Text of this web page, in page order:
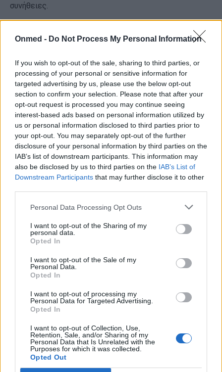
Onmed - Do Not Process My Personal Information
If you wish to opt-out of the sale, sharing to third parties, or
processing of your personal or sensitive information for
targeted advertising by us, please use the below opt-out
section to confirm your selection. Please note that after your
opt-out request is processed you may continue seeing
interest-based ads based on personal information utilized by
us or personal information disclosed to third parties prior to
your opt-out. You may separately opt-out of the further
disclosure of your personal information by third parties on the
IAB’s list of downstream participants. This information may
also be disclosed by us to third parties on the IAB’s List of
Downstream Participants that may further disclose it to other
Personal Data Processing Opt Outs
I want to opt-out of the Sharing of my
personal data.
Opted In
I want to opt-out of the Sale of my
Personal Data.
Opted In
I want to opt-out of processing my
Personal Data for Targeted Advertising.
Opted In
I want to opt-out of Collection, Use,
Retention, Sale, and/or Sharing of my
Personal Data that Is Unrelated with the
Purposes for which it was collected.
Opted Out
συνήθειες.
4 εντελώς φυσικοί τρόποι να
μακρύνουν τα μαλλιά σου πιο γρήγορα!
Λίγα και λεπτά μαλλιά; Tips για να